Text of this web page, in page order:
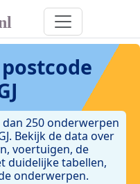
250 onderwerpen
Bekijk de data over
voertuigen, de
duidelijke tabellen,
onderwerpen.